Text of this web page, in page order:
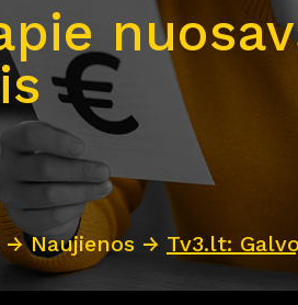
→Naujienos → Tv3.lt: